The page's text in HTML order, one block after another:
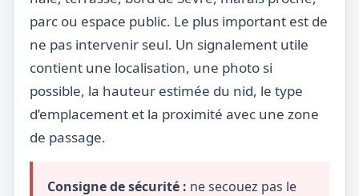
parc ou espace public. Le plus important est de
ne pas intervenir seul. Un signalement utile
contient une localisation, une photo si
possible, la hauteur estimée du nid, le type
d’emplacement et la proximité avec une zone
de passage.
Consigne de sécurité : ne secouez pas le